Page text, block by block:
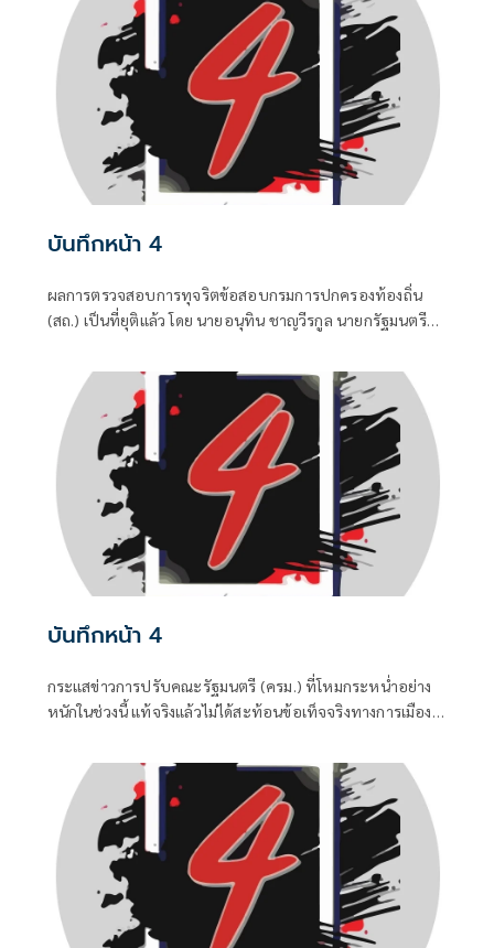
กูล” นายกรัฐมนตรีและรัฐมนตรีว่าการกระทรวงมหาดไทยถึง
กับประกาศกลางวงประชุมคณะรัฐมนตรีในวันพุธที่ 5 สิงหาคม
บันทึกหน้า 4
ผลการตรวจสอบการทุจริตข้อสอบกรมการปกครองท้องถิ่น
(สถ.) เป็นที่ยุติแล้ว โดย นายอนุทิน ชาญวีรกูล นายกรัฐมนตรี
อย่างที่ควรทำหมดแล้ว จบแล้ว
บันทึกหน้า 4
กระแสข่าวการปรับคณะรัฐมนตรี (ครม.) ที่โหมกระหน่ำอย่าง
หนักในช่วงนี้ แท้จริงแล้วไม่ได้สะท้อนข้อเท็จจริงทางการเมือง
จากสองทางหลัก คือกลุ่มคนนอกที่ไม่ชอบรัฐบาล พยายามดิส
เครดิตเพื่อสร้างความสั่นคลอน และ สส.บางกลุ่มในพรรค
สีน้ำเงินที่กระหายเก้าอี้กระทรวง